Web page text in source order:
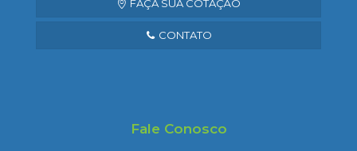
FAÇA SUA COTAÇÃO
CONTATO
Fale Conosco